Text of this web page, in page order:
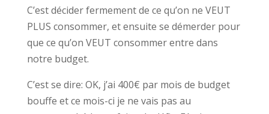
C’est décider fermement de ce qu’on ne VEUT
PLUS consommer, et ensuite se démerder pour
que ce qu’on VEUT consommer entre dans
notre budget.
C’est se dire: OK, j’ai 400€ par mois de budget
bouffe et ce mois-ci je ne vais pas au